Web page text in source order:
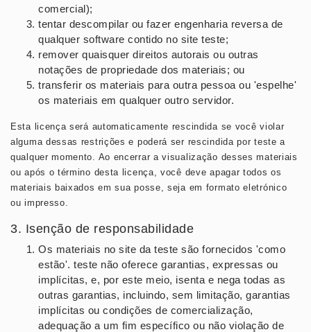
comercial);
tentar descompilar ou fazer engenharia reversa de
qualquer software contido no site teste;
remover quaisquer direitos autorais ou outras
notações de propriedade dos materiais; ou
transferir os materiais para outra pessoa ou 'espelhe'
os materiais em qualquer outro servidor.
Esta licença será automaticamente rescindida se você violar
alguma dessas restrições e poderá ser rescindida por teste a
qualquer momento. Ao encerrar a visualização desses materiais
ou após o término desta licença, você deve apagar todos os
materiais baixados em sua posse, seja em formato eletrónico
ou impresso.
3. Isenção de responsabilidade
Os materiais no site da teste são fornecidos 'como
estão'. teste não oferece garantias, expressas ou
implícitas, e, por este meio, isenta e nega todas as
outras garantias, incluindo, sem limitação, garantias
implícitas ou condições de comercialização,
adequação a um fim específico ou não violação de